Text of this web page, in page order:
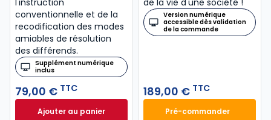
l'instruction
conventionnelle et de la
recodification des modes
amiables de résolution
des différends.
Supplément numérique
inclus
79,00 € TTC
Ajouter au panierCode de procédure civile 2027, annoté à 79,00 €
de la vie d'une société !
Version numérique
accessible dès validation
de la commande
189,00 € TTC
Pré-commander
Mémento